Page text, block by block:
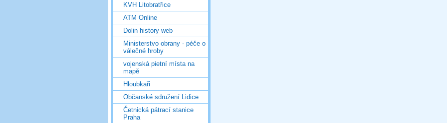
KVH Litobratřice
ATM Online
Dolin history web
Ministerstvo obrany - péče o
válečné hroby
vojenská pietní místa na
mapě
Hloubkaři
Občanské sdružení Lidice
Četnická pátrací stanice
Praha